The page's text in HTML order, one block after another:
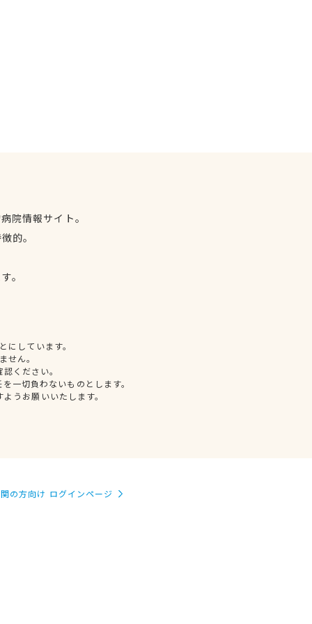
院情報サイト。
的。
。
しています。
せん。
ください。
一切負わないものとします。
うお願いいたします。
の方向け ログインページ